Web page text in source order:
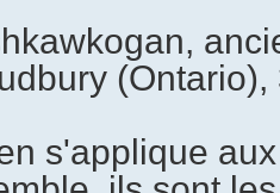
s'applique